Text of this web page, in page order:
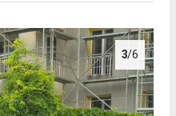
3/6